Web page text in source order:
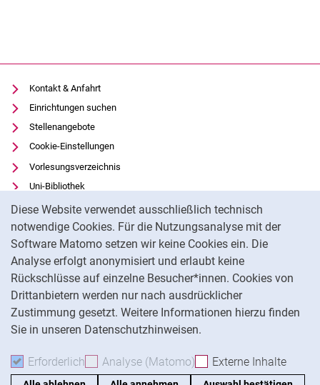
Diese Website verwendet ausschließlich technisch
notwendige Cookies. Für die Nutzungsanalyse mit der
Software Matomo setzen wir keine Cookies ein. Die
Analyse erfolgt anonymisiert und erlaubt keine
Rückschlüsse auf einzelne Besucher*innen. Cookies von
Drittanbietern werden nur nach ausdrücklicher
Zustimmung gesetzt. Weitere Informationen hierzu finden
Sie in unseren Datenschutzhinweisen.
Erforderlich Erforderliche Cookies akzeptieren
Analyse (Matomo) Analyse-Cookies
Externe Inhalte
Kontakt & Anfahrt
Einrichtungen suchen
Stellenangebote
Cookie-Einstellungen
Vorlesungsverzeichnis
Uni-Bibliothek
Moodle
Panopto
Datenschutz
Barrierefreiheit
Transparenter KI-Einsatz